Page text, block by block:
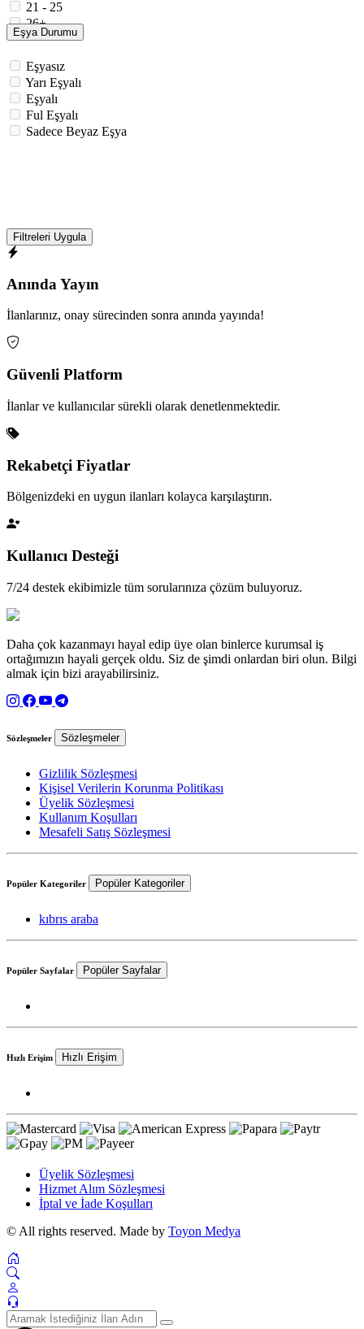
21 - 25
26+
Eşya Durumu
Eşyasız
Yarı Eşyalı
Eşyalı
Ful Eşyalı
Sadece Beyaz Eşya
Filtreleri Uygula
Anında Yayın
İlanlarınız, onay sürecinden sonra anında yayında!
Güvenli Platform
İlanlar ve kullanıcılar sürekli olarak denetlenmektedir.
Rekabetçi Fiyatlar
Bölgenizdeki en uygun ilanları kolayca karşılaştırın.
Kullanıcı Desteği
7/24 destek ekibimizle tüm sorularınıza çözüm buluyoruz.
Daha çok kazanmayı hayal edip üye olan binlerce kurumsal iş
ortağımızın hayali gerçek oldu. Siz de şimdi onlardan biri olun. Bilgi
almak için bizi arayabilirsiniz.
Sözleşmeler Sözleşmeler
Gizlilik Sözleşmesi
Kişisel Verilerin Korunma Politikası
Üyelik Sözleşmesi
Kullanım Koşulları
Mesafeli Satış Sözleşmesi
Popüler Kategoriler Popüler Kategoriler
kıbrıs araba
Popüler Sayfalar Popüler Sayfalar
Hızlı Erişim Hızlı Erişim
Üyelik Sözleşmesi
Hizmet Alım Sözleşmesi
İptal ve İade Koşulları
© All rights reserved. Made by Toyon Medya